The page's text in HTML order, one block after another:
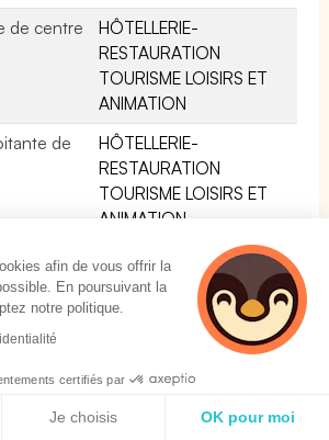
de centre
HÔTELLERIE-
RESTAURATION
TOURISME LOISIRS ET
ANIMATION
de
HÔTELLERIE-
RESTAURATION
TOURISME LOISIRS ET
ANIMATION
de
HÔTELLERIE-
RESTAURATION
TOURISME LOISIRS ET
structure
HÔTELLERIE-
TOURISME LOISIRS ET
afin de vous offrir la
En poursuivant la
notre politique.
certifiés par
Je choisis OK pour moi
2 personnes
consultent
actuellement cette